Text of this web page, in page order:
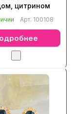
цитрином
Арт. 100108